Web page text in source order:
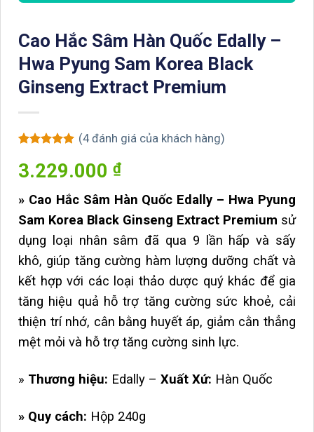
Cao Hắc Sâm Hàn Quốc Edally –
Hwa Pyung Sam Korea Black
Ginseng Extract Premium
dựa trên
đánh giá
(4đánh giá của khách hàng)
3.229.000 ₫
» Cao Hắc Sâm Hàn Quốc Edally – Hwa Pyung
Sam Korea Black Ginseng Extract Premium sử
dụng loại nhân sâm đã qua 9 lần hấp và sấy
khô, giúp tăng cường hàm lượng dưỡng chất và
kết hợp với các loại thảo dược quý khác để gia
tăng hiệu quả hỗ trợ tăng cường sức khoẻ, cải
thiện trí nhớ, cân bằng huyết áp, giảm cằn thẳng
mệt mỏi và hỗ trợ tăng cường sinh lực.
» Thương hiệu: Edally – Xuất Xứ: Hàn Quốc
» Quy cách: Hộp 240g